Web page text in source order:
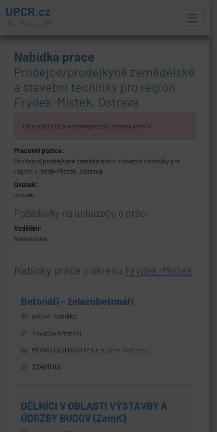
UPCR.cz
U kaž Práci v ČR
Nabídka práce
Prodejce/prodejkyně zemědělské
a stavební techniky pro region
Frýdek-Místek, Ostrava
Tato nabídka pracovní pozice už není aktivní.
Pracovní pozice:
Prodejce/prodejkyně zemědělské a stavební techniky pro
region Frýdek-Místek, Ostrava
Úvazek:
úvazek
Požadavky na uchazeče o práci
Vzdělání:
Neuvedeno
Nabídky práce z okresu Frýdek-Místek
Betonáři - železobetonáři
aktivní nabídka
Tovačov (Přerov)
MONOTECH GROUP s.r.o. (přes úřad práce)
22400 Kč
DĚLNÍCI V OBLASTI VÝSTAVBY A
ÚDRŽBY BUDOV (ZamK)